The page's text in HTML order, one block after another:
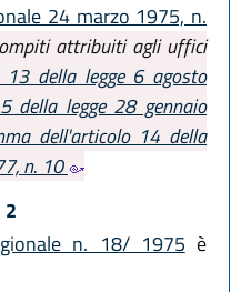
24 marzo 1975, n.
attribuiti agli uffici
della legge 6 agosto
della legge 28 gennaio
dell'articolo 14 della
n. 10
n. 18/ 1975 è